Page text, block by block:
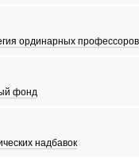
атипичная
после распада СССР
ординарных профессоров
Григорий Перельман доказал
300-летие Санкт-Петербурга
фонд
в Индийском океане
друзья основали Facebook
надбавок